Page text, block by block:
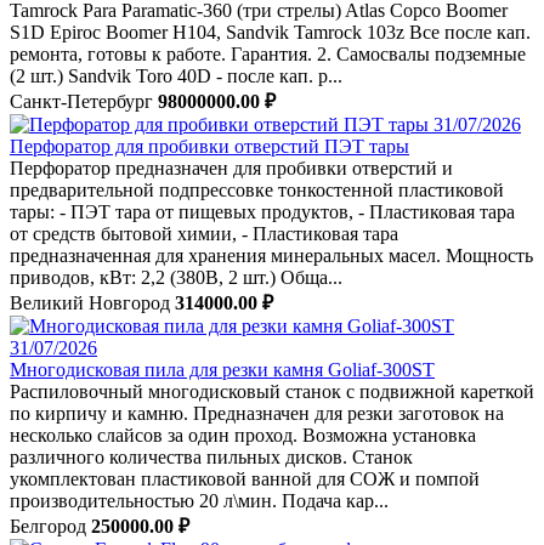
Tamrock Para Paramatic-360 (три стрелы) Atlas Copco Boomer
S1D Epiroc Boomer H104, Sandvik Tamrock 103z Все после кап.
ремонта, готовы к работе. Гарантия. 2. Самосвалы подземные
(2 шт.) Sandvik Toro 40D - после кап. р...
Санкт-Петербург 98000000.00 ₽
31/07/2026
Перфоратор для пробивки отверстий ПЭТ тары
Перфоратор предназначен для пробивки отверстий и
предварительной подпрессовке тонкостенной пластиковой
тары: - ПЭТ тара от пищевых продуктов, - Пластиковая тара
от средств бытовой химии, - Пластиковая тара
предназначенная для хранения минеральных масел. Мощность
приводов, кВт: 2,2 (380В, 2 шт.) Обща...
Великий Новгород 314000.00 ₽
31/07/2026
Многодисковая пила для резки камня Goliaf-300ST
Распиловочный многодисковый станок с подвижной кареткой
по кирпичу и камню. Предназначен для резки заготовок на
несколько слайсов за один проход. Возможна установка
различного количества пильных дисков. Станок
укомплектован пластиковой ванной для СОЖ и помпой
производительностью 20 л\мин. Подача кар...
Белгород 250000.00 ₽